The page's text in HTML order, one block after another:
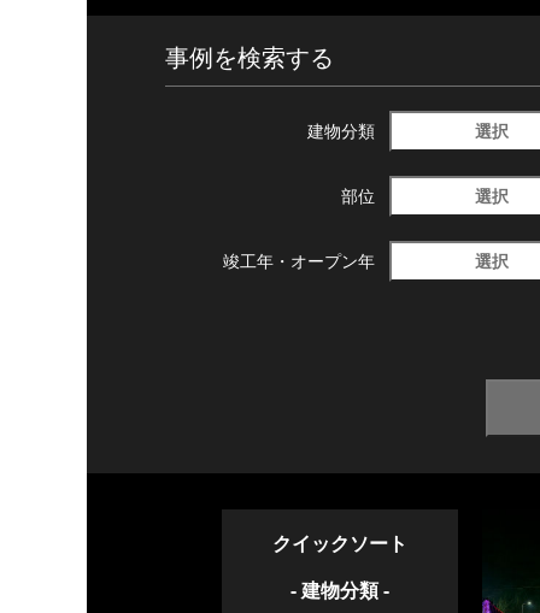
事例を検索する
建物分類 選択
部位 選択
竣工年・ オープン年 選択
クイックソート
- 建物分類 -